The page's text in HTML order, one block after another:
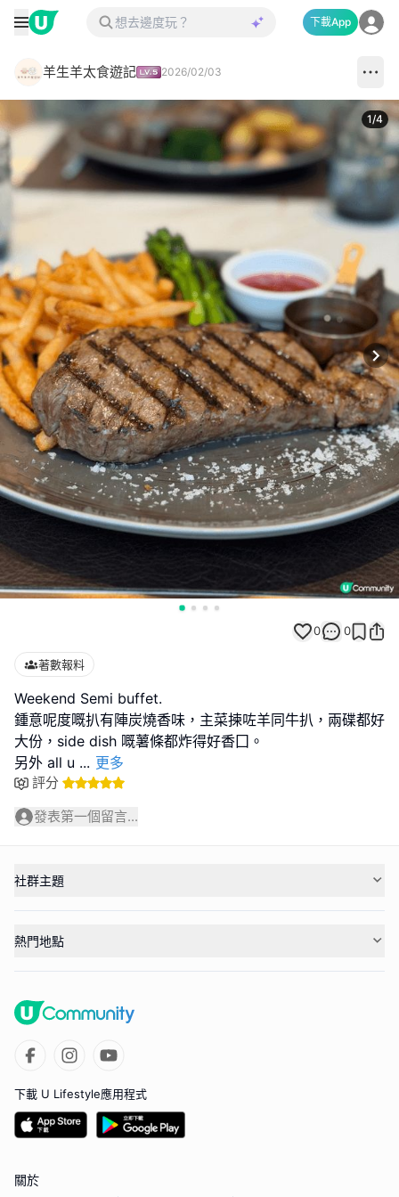
下載App
羊生羊太食遊記 2026/02/03
1/4
0 0
著數報料
Weekend Semi buffet.
鍾意呢度嘅扒有陣炭燒香味，主菜揀咗羊同牛扒，兩碟都好
大份，side dish 嘅薯條都炸得好香囗。
另外 all u ... 更多
評分
發表第一個留言...
社群主題
熱門地點
下載 U Lifestyle應用程式
關於